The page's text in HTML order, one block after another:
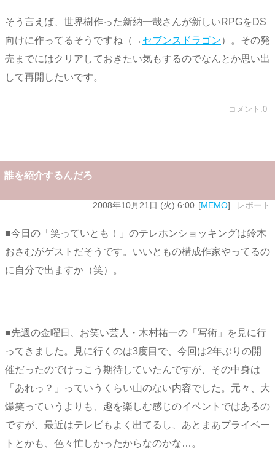
そう言えば、世界樹作った新納一哉さんが新しいRPGをDS
向けに作ってるそうですね（→ セブンスドラゴン）。その発
売までにはクリアしておきたい気もするのでなんとか思い出
して再開したいです。
コメント:0
誰を紹介するんだろ
2008年10月21日 (火) 6:00 MEMO レポート
■今日の「笑っていとも！」のテレホンショッキングは鈴木
おさむがゲストだそうです。いいともの構成作家やってるの
に自分で出ますか（笑）。
■先週の金曜日、お笑い芸人・木村祐一の「写術」を見に行
ってきました。見に行くのは3度目で、今回は2年ぶりの開
催だったのでけっこう期待していたんですが、その中身は
「あれっ？」っていうくらい山のない内容でした。元々、大
爆笑っていうよりも、趣を楽しむ感じのイベントではあるの
ですが、最近はテレビもよく出てるし、あとまあプライベー
トとかも、色々忙しかったからなのかな…。